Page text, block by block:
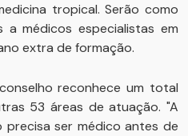
tropical. Serão como
a médicos especialistas em
extra de formação.
reconhece um total
53 áreas de atuação. "A
ser médico antes de